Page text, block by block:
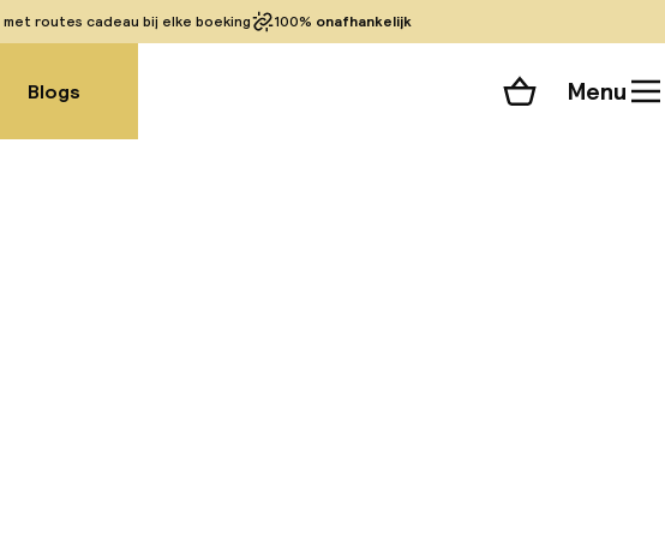
met routes cadeau bij elke boeking 100% onafhankelijk
Blogs Winkelmand
Menu